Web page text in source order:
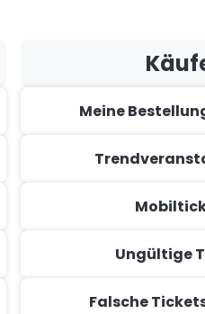
Meine
Ungültige
Falsche